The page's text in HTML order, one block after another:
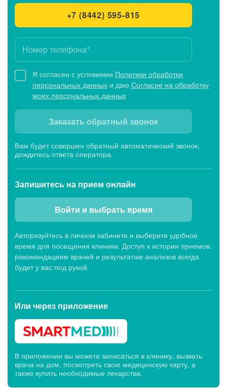
+7 (8442) 595-815
Я согласен с условиями Политики обработки
персональных данных и даю Согласие на обработку
моих персональных данных
Заказать обратный звонок
Вам будет совершен обратный автоматический звонок,
дождитесь ответа оператора.
Запишитесь на прием онлайн
Войти и выбрать время
Авторизуйтесь в личном кабинете и выберите удобное
время для посещения клиники. Доступ к истории приемов,
рекомендациям врачей и результатам анализов всегда
будет у вас под рукой.
Или через приложение
В приложении вы можете записаться в клинику, вызвать
врача на дом, посмотреть свою медицинскую карту, а
также купить необходимые лекарства.